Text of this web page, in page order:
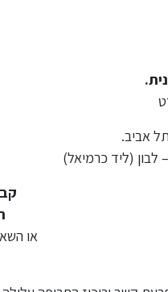
אביב.
לבון (ליד כרמיאל)
או